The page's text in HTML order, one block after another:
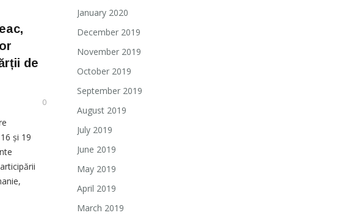
de
0
și 19
January 2020
December 2019
November 2019
October 2019
September 2019
August 2019
July 2019
June 2019
May 2019
April 2019
March 2019